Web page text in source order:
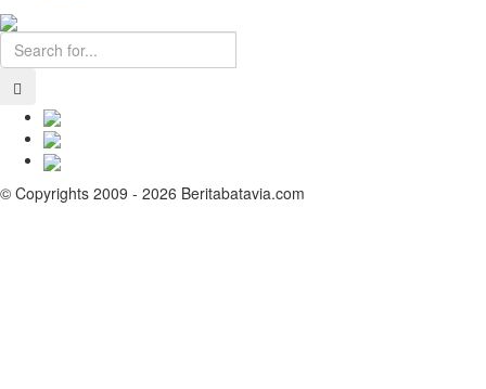
© Copyrights 2009 - 2026 Beritabatavia.com